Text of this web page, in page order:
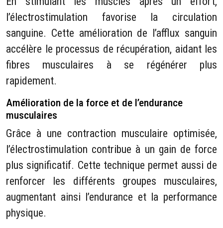
l’électrostimulation favorise la circulation
sanguine. Cette amélioration de l’afflux sanguin
accélère le processus de récupération, aidant les
fibres musculaires à se régénérer plus
rapidement.
Amélioration de la force et de l’endurance
musculaires
Grâce à une contraction musculaire optimisée,
l’électrostimulation contribue à un gain de force
plus significatif. Cette technique permet aussi de
renforcer les différents groupes musculaires,
augmentant ainsi l’endurance et la performance
physique.